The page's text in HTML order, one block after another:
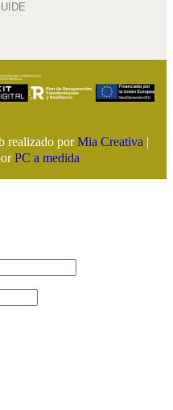
realizado porMia Creativa |
PC a medida